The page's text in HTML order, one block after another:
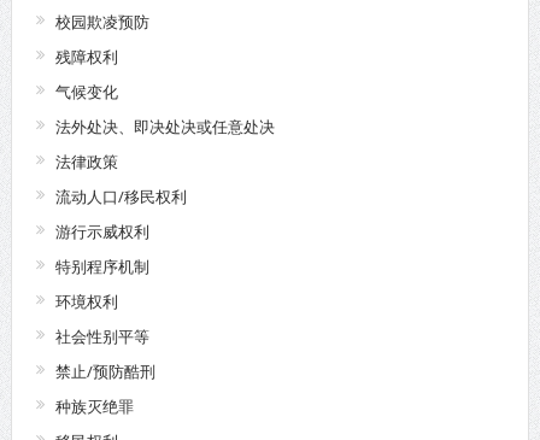
校园欺凌预防
残障权利
气候变化
法外处决、即决处决或任意处决
法律政策
流动人口/移民权利
游行示威权利
特别程序机制
环境权利
社会性别平等
禁止/预防酷刑
种族灭绝罪